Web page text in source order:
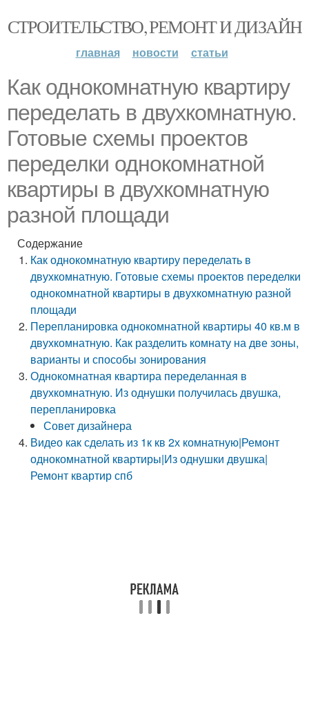
СТРОИТЕЛЬСТВО, РЕМОНТ И ДИЗАЙН
главная новости статьи
Как однокомнатную квартиру
переделать в двухкомнатную.
Готовые схемы проектов
переделки однокомнатной
квартиры в двухкомнатную
разной площади
Содержание
Как однокомнатную квартиру переделать в
двухкомнатную. Готовые схемы проектов переделки
однокомнатной квартиры в двухкомнатную разной
площади
Перепланировка однокомнатной квартиры 40 кв.м в
двухкомнатную. Как разделить комнату на две зоны,
варианты и способы зонирования
Однокомнатная квартира переделанная в
двухкомнатную. Из однушки получилась двушка,
перепланировка
Совет дизайнера
Видео как сделать из 1к кв 2х комнатную|Ремонт
однокомнатной квартиры|Из однушки двушка|
Ремонт квартир спб